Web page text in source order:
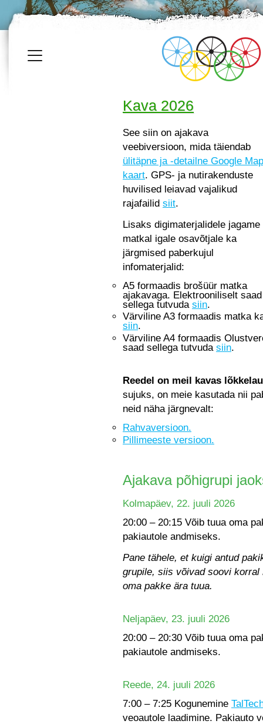
Kava 2026
See siin on ajakava
veebiversioon, mida täiendab
ülitäpne ja -detailne Google
kaart. GPS- ja nutirakenduste
huvilised leiavad vajalikud
rajafailid siit.
Lisaks digimaterjalidele jagame
matkal igale osavõtjale ka
järgmised paberkujul
infomaterjalid:
A5 formaadis brošüür matka
ajakavaga. Elektrooniliselt saad
sellega tutvuda siin.
Värviline A3 formaadis matka
siin.
Värviline A4 formaadis
saad sellega tutvuda siin.
Reedel on meil kavas
sujuks, on meie kasutada nii
neid näha järgnevalt:
Rahvaversioon.
Pillimeeste versioon.
Ajakava põhigrupi
Kolmapäev, 22. juuli 2026
20:00 – 20:15 Võib tuua oma
pakiautole andmiseks.
Pane tähele, et kuigi antud
grupile, siis võivad soovi korral
oma pakke ära tuua.
Neljapäev, 23. juuli 2026
20:00 – 20:30 Võib tuua oma
pakiautole andmiseks.
Reede, 24. juuli 2026
7:00 – 7:25 Kogunemine
veoautole laadimine. Pakiauto